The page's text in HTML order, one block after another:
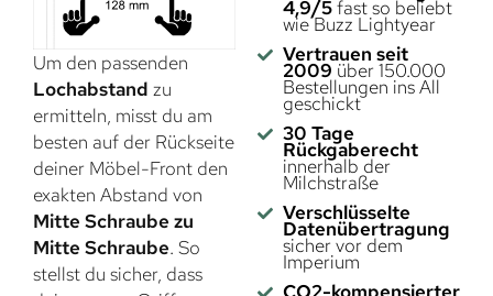
Um den passenden
Lochabstand zu
ermitteln, misst du am
besten auf der Rückseite
deiner Möbel-Front den
exakten Abstand von
Mitte Schraube zu
Mitte Schraube. So
stellst du sicher, dass
4,9/5fast so beliebt
wie Buzz Lightyear
Vertrauen seit
2009 über 150.000
Bestellungen ins All
geschickt
30 Tage
Rückgaberecht
innerhalb der
Milchstraße
Verschlüsselte
Datenübertragung
sicher vor dem
Imperium